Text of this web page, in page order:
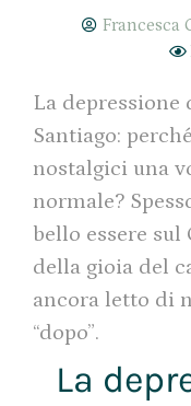
Francesca
La
Santiago:
nostalgici una
normale?
bello essere
della gioia del
ancora letto di
“dopo”.
La